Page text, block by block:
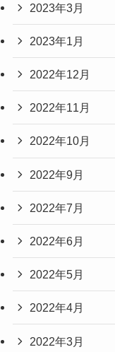
2023年3月
2023年1月
2022年12月
2022年11月
2022年10月
2022年9月
2022年7月
2022年6月
2022年5月
2022年4月
2022年3月